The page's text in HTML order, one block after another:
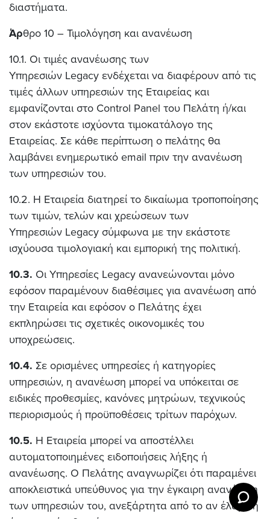
διαστήματα.
Άρθρο 10 – Τιμολόγηση και ανανέωση
10.1. Οι τιμές ανανέωσης των
Υπηρεσιών Legacy ενδέχεται να διαφέρουν από τις
τιμές άλλων υπηρεσιών της Εταιρείας και
εμφανίζονται στο Control Panel του Πελάτη ή/και
στον εκάστοτε ισχύοντα τιμοκατάλογο της
Εταιρείας. Σε κάθε περίπτωση ο πελάτης θα
λαμβάνει ενημερωτικό email πριν την ανανέωση
των υπηρεσιών του.
10.2. Η Εταιρεία διατηρεί το δικαίωμα τροποποίησης
των τιμών, τελών και χρεώσεων των
Υπηρεσιών Legacy σύμφωνα με την εκάστοτε
ισχύουσα τιμολογιακή και εμπορική της πολιτική.
10.3. Οι Υπηρεσίες Legacy ανανεώνονται μόνο
εφόσον παραμένουν διαθέσιμες για ανανέωση από
την Εταιρεία και εφόσον ο Πελάτης έχει
εκπληρώσει τις σχετικές οικονομικές του
υποχρεώσεις.
10.4. Σε ορισμένες υπηρεσίες ή κατηγορίες
υπηρεσιών, η ανανέωση μπορεί να υπόκειται σε
ειδικές προθεσμίες, κανόνες μητρώων, τεχνικούς
περιορισμούς ή προϋποθέσεις τρίτων παρόχων.
10.5. Η Εταιρεία μπορεί να αποστέλλει
αυτοματοποιημένες ειδοποιήσεις λήξης ή
ανανέωσης. Ο Πελάτης αναγνωρίζει ότι παραμένει
αποκλειστικά υπεύθυνος για την έγκαιρη ανανέωση
των υπηρεσιών του, ανεξάρτητα από το αν έλαβε ή